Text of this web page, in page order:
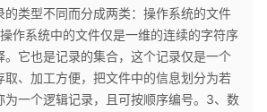
的类型不同而分成两类：操作系统的文件
作系统中的文件仅是一维的连续的字符序
。它也是记录的集合，这个记录仅是一个
取、加工方便，把文件中的信息划分为若
为一个逻辑记录，且可按顺序编号。3、数